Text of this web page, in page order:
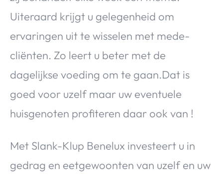
Uiteraard krijgt u gelegenheid om
ervaringen uit te wisselen met mede-
cliënten. Zo leert u beter met de
dagelijkse voeding om te gaan.Dat is
goed voor uzelf maar uw eventuele
huisgenoten profiteren daar ook van !
Met Slank-Klup Benelux investeert u in
gedrag en eetgewoonten van uzelf en uw